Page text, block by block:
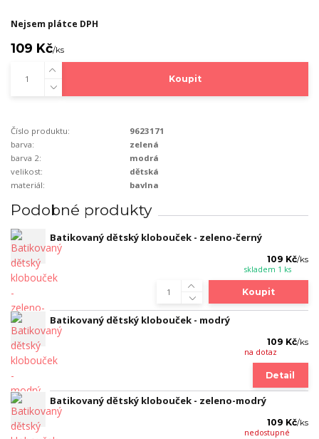
Nejsem plátce DPH
109 Kč/ks
Koupit
Číslo produktu:
9623171
barva:
zelená
barva 2:
modrá
velikost:
dětská
materiál:
bavlna
Podobné produkty
Batikovaný dětský klobouček - zeleno-černý
109 Kč/ks
skladem 1 ks
Koupit
Batikovaný dětský klobouček - modrý
109 Kč/ks
na dotaz
Detail
Batikovaný dětský klobouček - zeleno-modrý
109 Kč/ks
nedostupné